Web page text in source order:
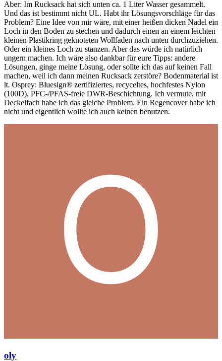
Aber: Im Rucksack hat sich unten ca. 1 Liter Wasser gesammelt.
Und das ist bestimmt nicht UL. Habt ihr Lösungsvorschläge für das
Problem? Eine Idee von mir wäre, mit einer heißen dicken Nadel ein
Loch in den Boden zu stechen und dadurch einen an einem leichten
kleinen Plastikring geknoteten Wollfaden nach unten durchzuziehen.
Oder ein kleines Loch zu stanzen. Aber das würde ich natürlich
ungern machen. Ich wäre also dankbar für eure Tipps: andere
Lösungen, ginge meine Lösung, oder sollte ich das auf keinen Fall
machen, weil ich dann meinen Rucksack zerstöre? Bodenmaterial ist
lt. Osprey: Bluesign® zertifiziertes, recyceltes, hochfestes Nylon
(100D), PFC-/PFAS-freie DWR-Beschichtung. Ich vermute, mit
Deckelfach habe ich das gleiche Problem. Ein Regencover habe ich
nicht und eigentlich wollte ich auch keinen benutzen.
oly